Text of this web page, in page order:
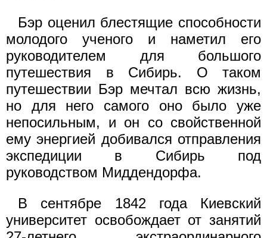
Бэр оценил блестящие способности
молодого ученого и наметил его
руководителем для большого
путешествия в Сибирь. О таком
путешествии Бэр мечтал всю жизнь,
но для него самого оно было уже
непосильным, и он со свойственной
ему энергией добивался отправления
экспедиции в Сибирь под
руководством Миддендорфа.
В сентябре 1842 года Киевский
университет освобождает от занятий